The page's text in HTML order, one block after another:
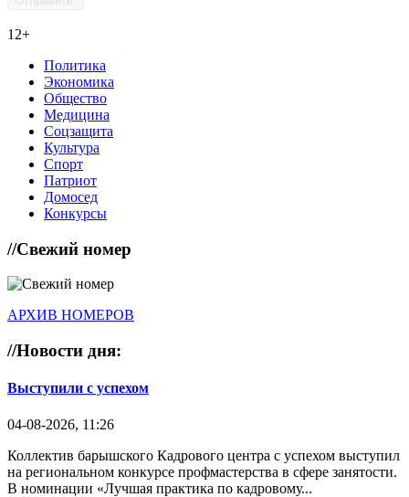
12+
Политика
Экономика
Общество
Медицина
Соцзащита
Культура
Спорт
Патриот
Домосед
Конкурсы
//Свежий номер
АРХИВ НОМЕРОВ
//Новости дня:
Выступили с успехом
04-08-2026, 11:26
Коллектив барышского Кадрового центра с успехом выступил
на региональном конкурсе профмастерства в сфере занятости.
В номинации «Лучшая практика по кадровому...